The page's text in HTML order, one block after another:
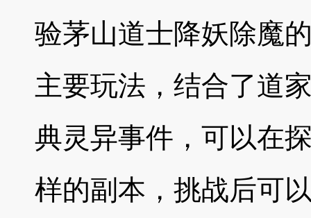
验茅山道士降妖除魔
主要玩法，结合了道
典灵异事件，可以在
样的副本，挑战后可